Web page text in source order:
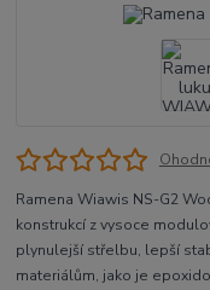
Ramena Wiawis NS-G2
konstrukcí z vysoce
plynulejší střelbu, lepší
materiálům, jako je